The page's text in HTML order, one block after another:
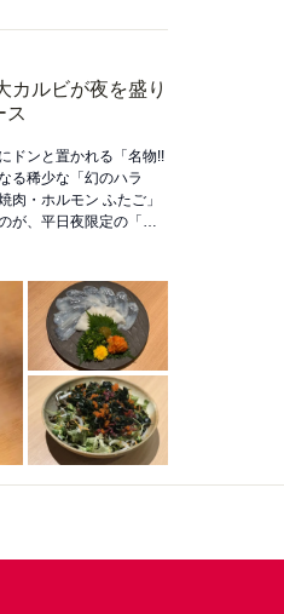
カルビが夜を盛り
ス
ドンと置かれる「名物!!
る稀少な「幻のハラ
・ホルモン ふたご」
が、平日夜限定の「特
。トングマークの付い
るディナー体験で、大